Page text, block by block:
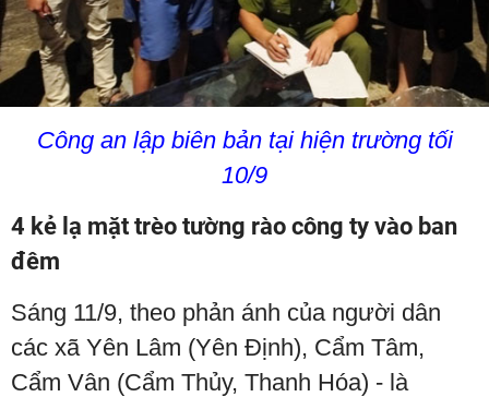
Công an lập biên bản tại hiện trường tối
10/9
4 kẻ lạ mặt trèo tường rào công ty vào ban
đêm
Sáng 11/9, theo phản ánh của người dân
các xã Yên Lâm (Yên Định), Cẩm Tâm,
Cẩm Vân (Cẩm Thủy, Thanh Hóa) - là